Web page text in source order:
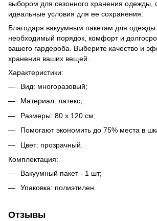
выбором для сезонного хранения одежды,
идеальные условия для ее сохранения.
Благодаря вакуумным пакетам для одежды
необходимый порядок, комфорт и
вашего гардероба. Выберите качество и
хранения ваших вещей.
Характеристики:
Вид: многоразовый;
Материал: латекс;
Размеры: 80 х 120 см;
Помогают экономить до 75% места в
Цвет: прозрачный.
Комплектация:
Вакуумный пакет - 1 шт;
Упаковка: полиэтилен.
Отзывы